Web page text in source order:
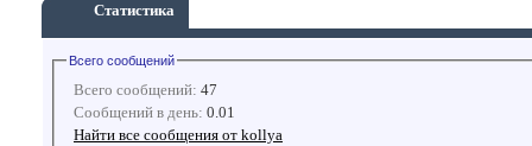
Статистика
Всего сообщений
Всего сообщений: 47
Сообщений в день: 0.01
Найти все сообщения от kollya